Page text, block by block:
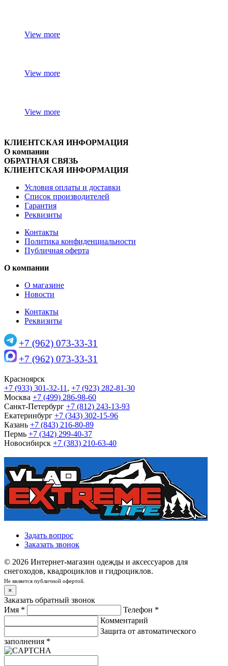
View more
View more
View more
КЛИЕНТСКАЯ ИНФОРМАЦИЯ
О компании
ОБРАТНАЯ СВЯЗЬ
КЛИЕНТСКАЯ ИНФОРМАЦИЯ
Условия оплаты и доставки
Список производителей
Гарантия
Реквизиты
Контакты
Политика конфиденциальности
Публичная оферта
О компании
О магазине
Новости
Контакты
Реквизиты
+7 (962) 073-33-31
+7 (962) 073-33-31
Красноярск
+7 (933) 301-32-11 , +7 (923) 282-81-30
Москва +7 (499) 286-98-60
Санкт-Петербург +7 (812) 243-13-93
Екатеринбург +7 (343) 302-15-96
Казань +7 (843) 216-80-89
Пермь +7 (342) 299-40-37
Новосибирск +7 (383) 210-63-40
Задать вопрос
Заказать звонок
© 2026 Интернет-магазин одежды и аксессуаров для
снегоходов, квадроциклов и гидроциклов.
Не является публичной офертой.
×
Заказать обратный звонок
Имя * Телефон *
Комментарий
Защита от автоматического
заполнения *